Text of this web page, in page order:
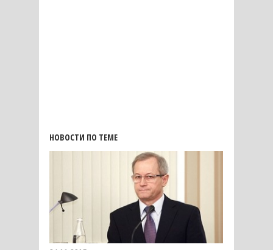
НОВОСТИ ПО ТЕМЕ